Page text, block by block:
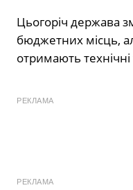
Цьогоріч держава
бюджетних місць,
отримають технічні
РЕКЛАМА
РЕКЛАМА